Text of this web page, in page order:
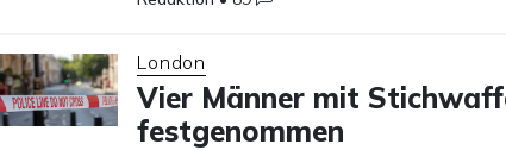
London
Vier Männer mit
festgenommen